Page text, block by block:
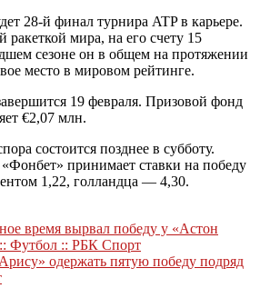
28-й финал турнира ATP в карьере.
ракеткой мира, на его счету 15
сезоне он в общем на протяжении
место в мировом рейтинге.
19 февраля. Призовой фонд
€2,07 млн.
состоится позднее в субботу.
принимает ставки на победу
1,22, голландца — 4,30.
время вырвал победу у «Астон
Футбол :: РБК Спорт
одержать пятую победу подряд